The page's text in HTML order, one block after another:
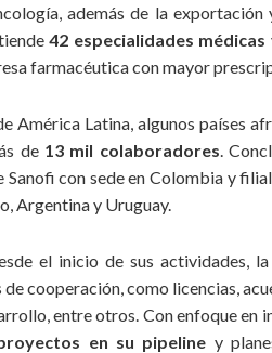
dinámica y exitosa, la
de recursos en el propio
el respeto a los pueblos y
y compartimos la riqueza
e inversiones sociales.
además de la
42 especialidades
farmacéutica con mayor
América Latina, algunos países
de 13 mil colaboradores .
con sede en Colombia y
Argentina y Uruguay.
el inicio de sus actividades,
cooperación, como licencias,
entre otros. Con enfoque en
en su pipeline y